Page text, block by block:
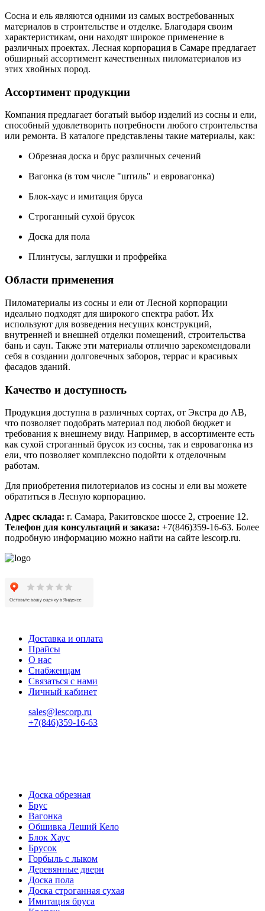
Сосна и ель являются одними из самых востребованных
материалов в строительстве и отделке. Благодаря своим
характеристикам, они находят широкое применение в
различных проектах. Лесная корпорация в Самаре предлагает
обширный ассортимент качественных пиломатериалов из
этих хвойных пород.
Ассортимент продукции
Компания предлагает богатый выбор изделий из сосны и ели,
способный удовлетворить потребности любого строительства
или ремонта. В каталоге представлены такие материалы, как:
Обрезная доска и брус различных сечений
Вагонка (в том числе "штиль" и евровагонка)
Блок-хаус и имитация бруса
Строганный сухой брусок
Доска для пола
Плинтусы, заглушки и профрейка
Области применения
Пиломатериалы из сосны и ели от Лесной корпорации
идеально подходят для широкого спектра работ. Их
используют для возведения несущих конструкций,
внутренней и внешней отделки помещений, строительства
бань и саун. Также эти материалы отлично зарекомендовали
себя в создании долговечных заборов, террас и красивых
фасадов зданий.
Качество и доступность
Продукция доступна в различных сортах, от Экстра до АВ,
что позволяет подобрать материал под любой бюджет и
требования к внешнему виду. Например, в ассортименте есть
как сухой строганный брусок из сосны, так и евровагонка из
ели, что позволяет комплексно подойти к отделочным
работам.
Для приобретения пилотериалов из сосны и ели вы можете
обратиться в Лесную корпорацию.
Адрес склада: г. Самара, Ракитовское шоссе 2, строение 12.
Телефон для консультаций и заказа: +7(846)359-16-63. Более
подробную информацию можно найти на сайте lescorp.ru.
Доставка и оплата
Прайсы
О нас
Снабженцам
Связаться с нами
Личный кабинет
sales@lescorp.ru
+7(846)359-16-63
Доска обрезная
Брус
Вагонка
Обшивка Леший Кело
Блок Хаус
Брусок
Горбыль с лыком
Деревянные двери
Доска пола
Доска строганная сухая
Имитация бруса